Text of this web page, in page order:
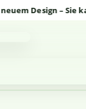
Design – Sie